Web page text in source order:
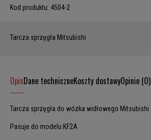
Kod produktu: 4504-2
Tarcza sprzęgła Mitsubishi
OpisDane techniczneKoszty dostawyOpinie (0)
Tarcza sprzęgła do wózka widłowego Mitsubishi
Pasuje do modelu KF2A